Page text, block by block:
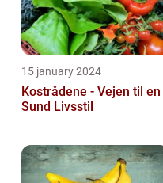
15 january 2024
Kostrådene - Vejen til en
Sund Livsstil